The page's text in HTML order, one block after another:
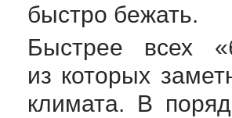
быстро бежать.
Быстрее всех
из которых
климата. В